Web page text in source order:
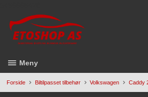
til
innholdet
Meny
Forside Biltilpasset tilbehør Volkswagen Caddy